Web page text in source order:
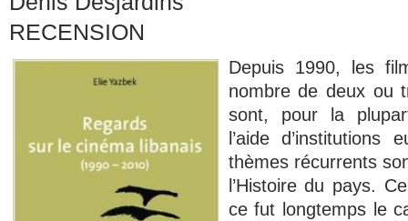
RECENSION
Depuis 1990, les
nombre de deux ou
sont, pour la
l’aide d’institutions
thèmes récurrents
l’Histoire du pays.
ce fut longtemps le